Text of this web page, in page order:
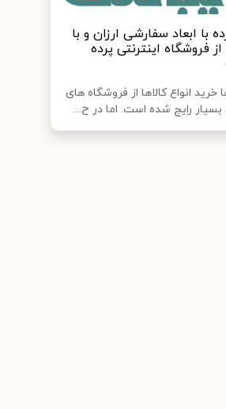
با ابعاد سفارشی ارزان و با
فروشگاه اینترنتی پرده
خرید انواع کالاها از فروشگاه های
بسیار رایج شده است. اما در ح...